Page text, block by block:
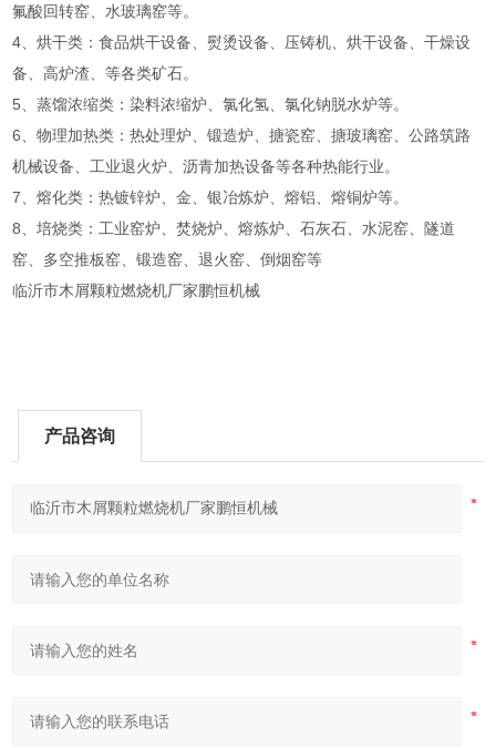
氟酸回转窑、水玻璃窑等。
4、烘干类：食品烘干设备、熨烫设备、压铸机、烘干设备、干燥设
备、高炉渣、等各类矿石。
5、蒸馏浓缩类：染料浓缩炉、氯化氢、氯化钠脱水炉等。
6、物理加热类：热处理炉、锻造炉、搪瓷窑、搪玻璃窑、公路筑路
机械设备、工业退火炉、沥青加热设备等各种热能行业。
7、熔化类：热镀锌炉、金、银冶炼炉、熔铝、熔铜炉等。
8、培烧类：工业窑炉、焚烧炉、熔炼炉、石灰石、水泥窑、隧道
窑、多空推板窑、锻造窑、退火窑、倒烟窑等
临沂市木屑颗粒燃烧机厂家鹏恒机械
产品咨询